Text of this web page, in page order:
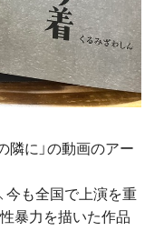
隣に」の動画のアー
今も全国で上演を重
暴力を描いた作品